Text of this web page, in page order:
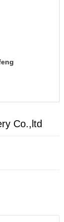
Co.,ltd